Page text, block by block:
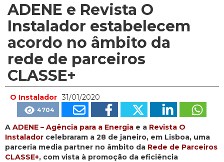
ADENE e Revista O
Instalador estabelecem
acordo no âmbito da
rede de parceiros
CLASSE+
O Instalador 31/01/2020
4704
A ADENE – Agência para a Energia e a Revista O
Instalador celebraram a 28 de janeiro, em Lisboa, uma
parceria media partner no âmbito da Rede de Parceiros
CLASSE+, com vista à promoção da eficiência